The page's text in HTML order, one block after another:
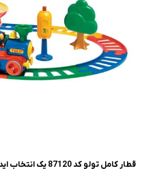
قطار کامل تولو کد 87120 یک انتخاب ایده آل برای کودکان 1 تا 5 سال می باشد.